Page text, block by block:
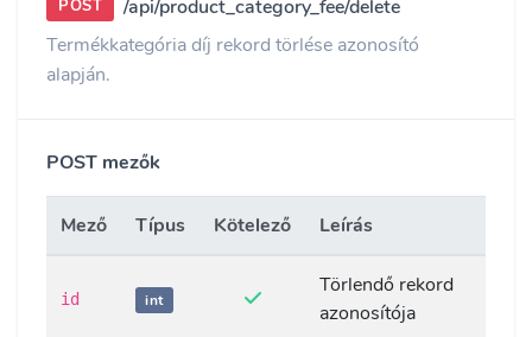
POST
/api/product_category_fee/delete
Termékkategória díj rekord törlése azonosító
alapján.
POST mezők
Mező Típus Kötelező Leírás
id int
Törlendő rekord
azonosítója